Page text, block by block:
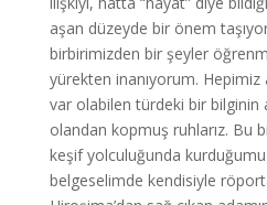
aşan düzeyde bir önem
birbirimizden bir şeyler
yürekten inanıyorum.
var olabilen türdeki bir bilginin
olandan kopmuş ruhlarız. Bu
keşif yolculuğunda
belgeselimde kendisiyle